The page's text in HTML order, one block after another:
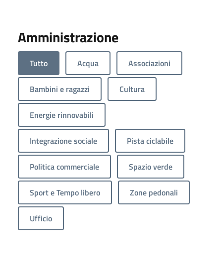
Amministrazione
Tutto Acqua Associazioni
Bambini e ragazzi Cultura
Energie rinnovabili
Integrazione sociale Pista ciclabile
Politica commerciale Spazio verde
Sport e Tempo libero Zone pedonali
Ufficio